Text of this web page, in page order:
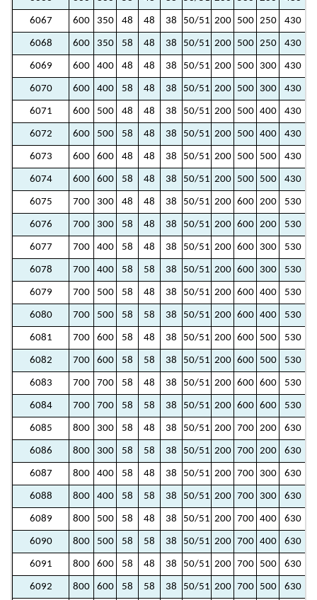
6067 600 350 48 48 38 50/51 200 500 250 430
6068 600 350 58 48 38 50/51 200 500 250 430
6069 600 400 48 48 38 50/51 200 500 300 430
6070 600 400 58 48 38 50/51 200 500 300 430
6071 600 500 48 48 38 50/51 200 500 400 430
6072 600 500 58 48 38 50/51 200 500 400 430
6073 600 600 48 48 38 50/51 200 500 500 430
6074 600 600 58 48 38 50/51 200 500 500 430
6075 700 300 48 48 38 50/51 200 600 200 530
6076 700 300 58 48 38 50/51 200 600 200 530
6077 700 400 58 48 38 50/51 200 600 300 530
6078 700 400 58 58 38 50/51 200 600 300 530
6079 700 500 58 48 38 50/51 200 600 400 530
6080 700 500 58 58 38 50/51 200 600 400 530
6081 700 600 58 48 38 50/51 200 600 500 530
6082 700 600 58 58 38 50/51 200 600 500 530
6083 700 700 58 48 38 50/51 200 600 600 530
6084 700 700 58 58 38 50/51 200 600 600 530
6085 800 300 58 48 38 50/51 200 700 200 630
6086 800 300 58 58 38 50/51 200 700 200 630
6087 800 400 58 48 38 50/51 200 700 300 630
6088 800 400 58 58 38 50/51 200 700 300 630
6089 800 500 58 48 38 50/51 200 700 400 630
6090 800 500 58 58 38 50/51 200 700 400 630
6091 800 600 58 48 38 50/51 200 700 500 630
6092 800 600 58 58 38 50/51 200 700 500 630